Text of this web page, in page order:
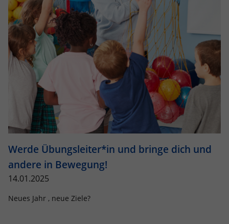
Werde Übungsleiter*in und bringe dich und
andere in Bewegung!
14.01.2025
Neues Jahr , neue Ziele?